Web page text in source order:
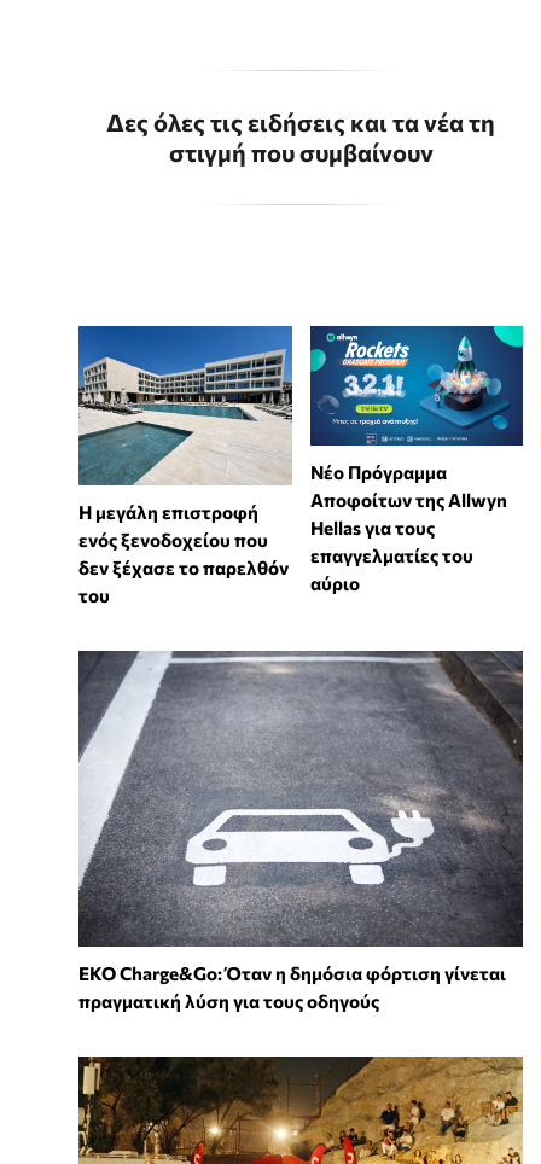
Δες όλες τις ειδήσεις και τα νέα τη
στιγμή που συμβαίνουν
Η μεγάλη επιστροφή
ενός ξενοδοχείου που
δεν ξέχασε το παρελθόν
του
Νέο Πρόγραμμα
Αποφοίτων της Allwyn
Hellas για τους
επαγγελματίες του
αύριο
EKO Charge&Go: Όταν η δημόσια φόρτιση γίνεται
πραγματική λύση για τους οδηγούς